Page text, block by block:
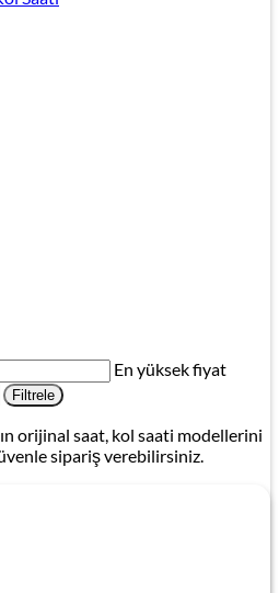
En yüksek fiyat
Filtrele
orijinal saat, kol saati modellerini
sipariş verebilirsiniz.